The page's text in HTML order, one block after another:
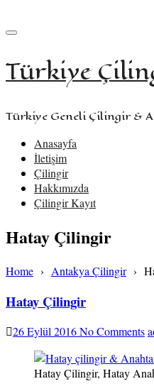
Türkiye
Türkiye Geneli Çilingir &
Anasayfa
İletişim
Çilingir
Hakkımızda
Çilingir Kayıt
Hatay Çilingir
Home › Antakya Çilingir›
Hatay Çilingir
26 Eylül 2016No Comments
Hatay Çilingir, Hatay